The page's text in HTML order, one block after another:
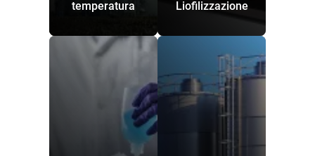
temperatura
Liofilizzazione